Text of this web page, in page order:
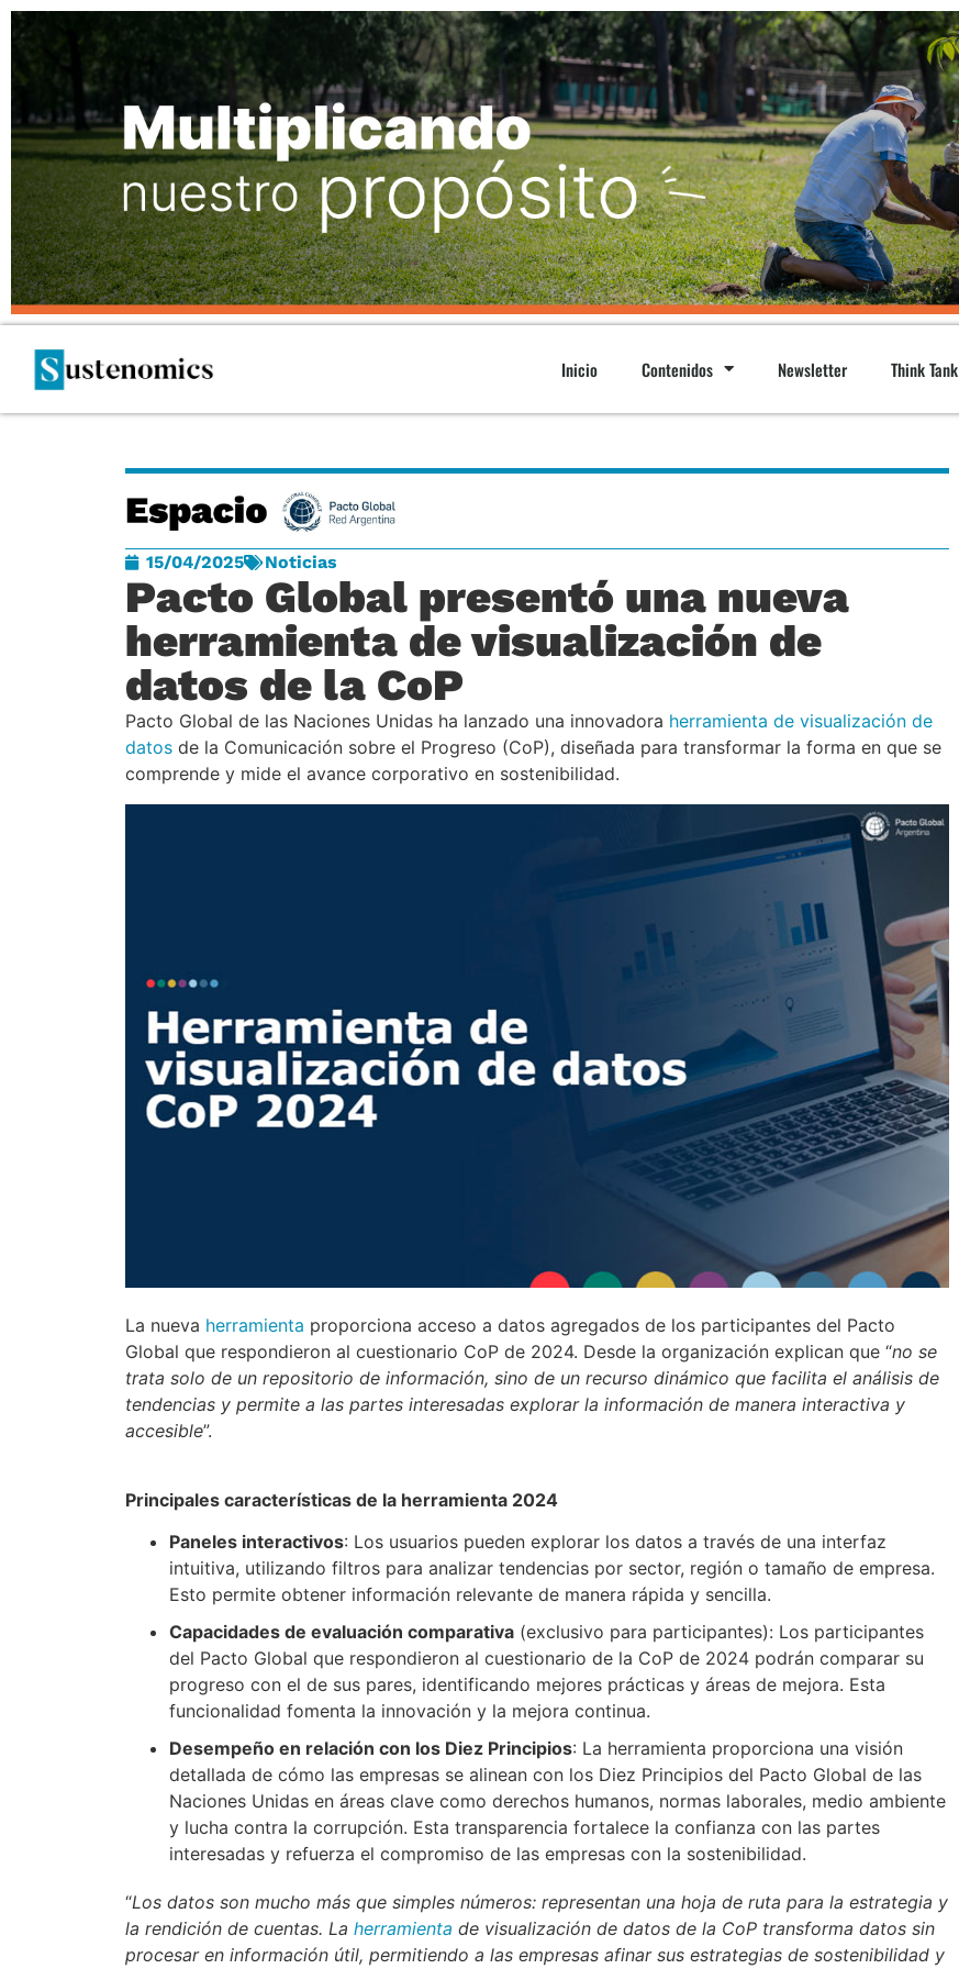
Inicio Contenidos Newsletter Think Tank
15/04/2025 Noticias
Pacto Global presentó una nueva
herramienta de visualización de
datos de la CoP
Pacto Global de las Naciones Unidas ha lanzado una innovadora herramienta de visualización de
datos de la Comunicación sobre el Progreso (CoP), diseñada para transformar la forma en que se
comprende y mide el avance corporativo en sostenibilidad.
La nueva herramienta proporciona acceso a datos agregados de los participantes del Pacto
Global que respondieron al cuestionario CoP de 2024. Desde la organización explican que “no se
trata solo de un repositorio de información, sino de un recurso dinámico que facilita el análisis de
tendencias y permite a las partes interesadas explorar la información de manera interactiva y
accesible”.
Principales características de la herramienta 2024
Paneles interactivos: Los usuarios pueden explorar los datos a través de una interfaz
intuitiva, utilizando filtros para analizar tendencias por sector, región o tamaño de empresa.
Esto permite obtener información relevante de manera rápida y sencilla.
Capacidades de evaluación comparativa (exclusivo para participantes): Los participantes
del Pacto Global que respondieron al cuestionario de la CoP de 2024 podrán comparar su
progreso con el de sus pares, identificando mejores prácticas y áreas de mejora. Esta
funcionalidad fomenta la innovación y la mejora continua.
Desempeño en relación con los Diez Principios: La herramienta proporciona una visión
detallada de cómo las empresas se alinean con los Diez Principios del Pacto Global de las
Naciones Unidas en áreas clave como derechos humanos, normas laborales, medio ambiente
y lucha contra la corrupción. Esta transparencia fortalece la confianza con las partes
interesadas y refuerza el compromiso de las empresas con la sostenibilidad.
“Los datos son mucho más que simples números: representan una hoja de ruta para la estrategia y
la rendición de cuentas. Laherramienta de visualización de datos de la CoP transforma datos sin
procesar en información útil, permitiendo a las empresas afinar sus estrategias de sostenibilidad y